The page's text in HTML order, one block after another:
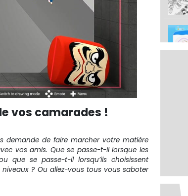
vos camarades !
demande de faire marcher votre matière
vos amis. Que se passe-t-il lorsque les
que se passe-t-il lorsqu’ils choisissent
? Ou allez-vous tous vous saboter